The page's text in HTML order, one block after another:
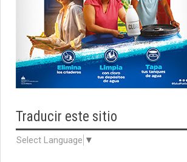
Traducir este sitio
Select Language ▼